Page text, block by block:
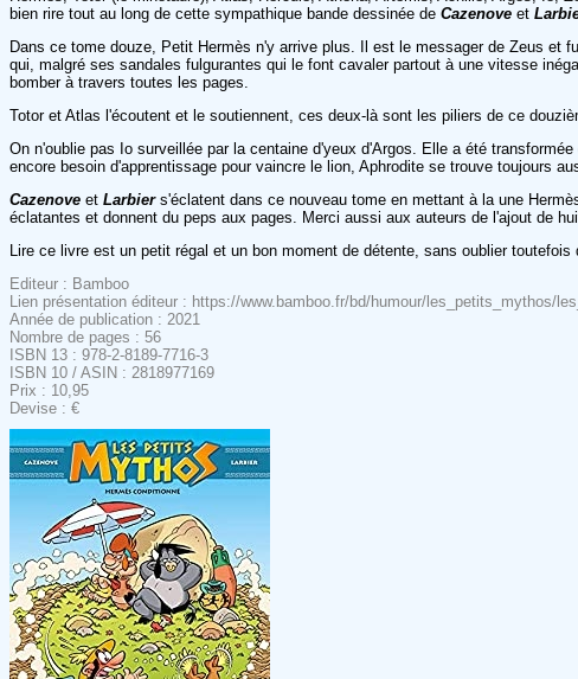
bien rire tout au long de cette sympathique bande dessinée de Cazenove et
Dans ce tome douze, Petit Hermès n'y arrive plus. Il est le messager de Zeus et
qui, malgré ses sandales fulgurantes qui le font cavaler partout à une vitesse
bomber à travers toutes les pages.
Totor et Atlas l'écoutent et le soutiennent, ces deux-là sont les piliers de ce
On n'oublie pas Io surveillée par la centaine d'yeux d'Argos. Elle a été
encore besoin d'apprentissage pour vaincre le lion, Aphrodite se trouve toujours
Cazenove et Larbiers'éclatent dans ce nouveau tome en mettant à la une
éclatantes et donnent du peps aux pages. Merci aussi aux auteurs de l'ajout de
Lire ce livre est un petit régal et un bon moment de détente, sans oublier
Editeur : Bamboo
Lien présentation éditeur : https://www.bamboo.fr/bd/humour/les_petits_mythos/
Année de publication : 2021
Nombre de pages : 56
ISBN 13 : 978-2-8189-7716-3
ISBN 10 / ASIN : 2818977169
Prix : 10,95
Devise : €